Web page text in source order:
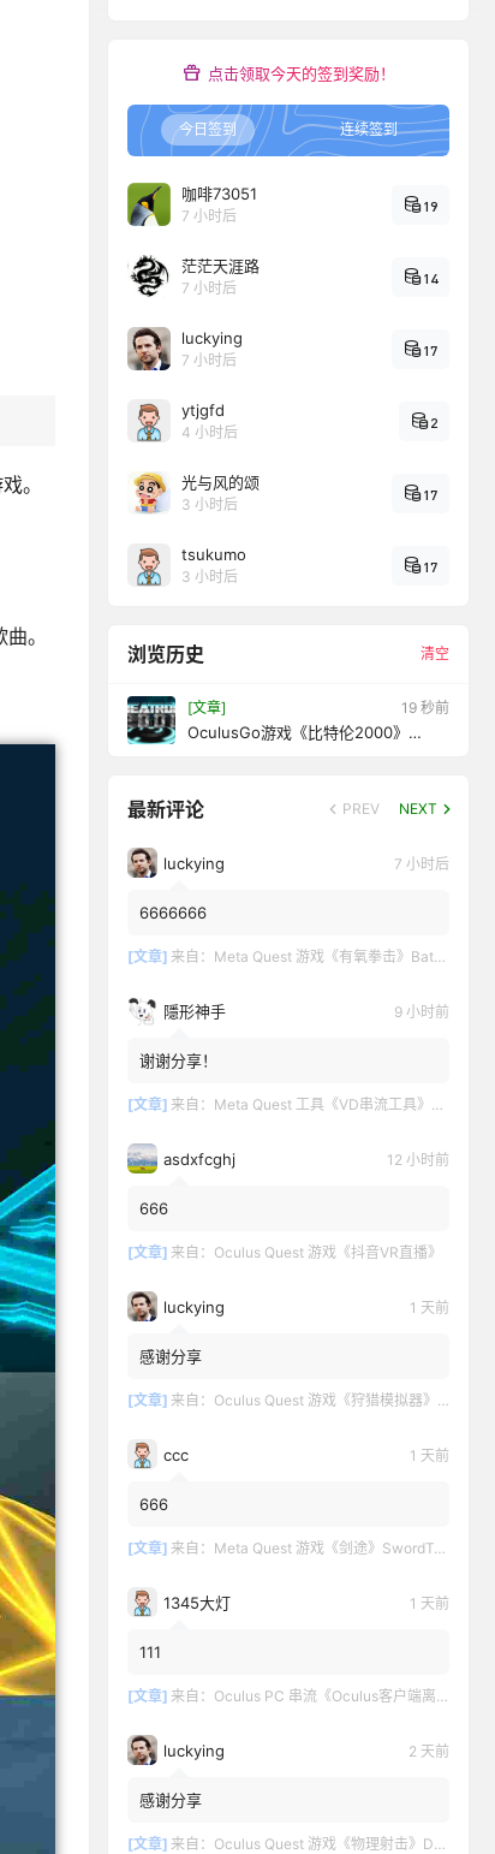
。
。
点击领取今天的签到奖励！
今日签到 连续签到
咖啡73051
7 小时后
19
茫茫天涯路
7 小时后
14
luckying
7 小时后
17
ytjgfd
4 小时后
2
光与风的颂
3 小时后
17
tsukumo
3 小时后
17
浏览历史 清空
[文章] 21 秒前
OculusGo游戏《比特伦2000》
最新评论 PREV NEXT
luckying 7 小时后
6666666
[文章] 来自： Meta Quest 游戏《有氧拳击》Battle Fit: VR Cardio Boxing
隱形神手 9 小时前
谢谢分享！
[文章] 来自： Meta Quest 工具《VD串流工具》Virtual Desktop 破解版
asdxfcghj 12 小时前
666
[文章] 来自： Oculus Quest 游戏《抖音VR直播》
luckying 1 天前
感谢分享
[文章] 来自： Oculus Quest 游戏《狩猎模拟器》Hunting Simulator
ccc 1 天前
666
[文章] 来自： Meta Quest 游戏《剑途》SwordTrip
1345大灯 1 天前
111
[文章] 来自： Oculus PC 串流《Oculus客户端离线版》最新版下载
luckying 2 天前
感谢分享
[文章] 来自： Oculus Quest 游戏《物理射击》DOWNSHOT